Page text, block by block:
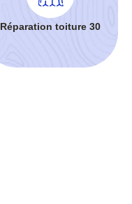
Réparation toiture 30